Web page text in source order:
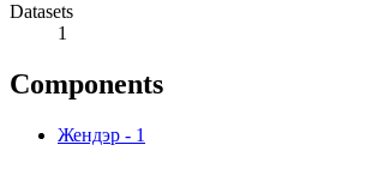
Datasets
1
Components
Жендэр - 1